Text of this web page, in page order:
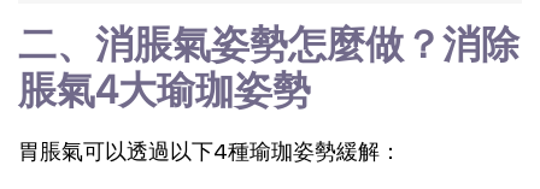
二、消脹氣姿勢怎麼做？消除
脹氣4大瑜珈姿勢
胃脹氣可以透過以下4種瑜珈姿勢緩解：